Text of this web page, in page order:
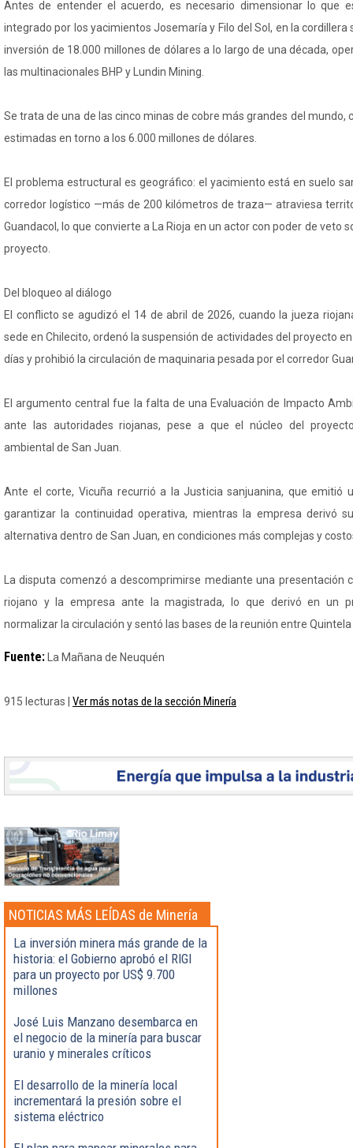
Antes de entender el acuerdo, es necesario dimensionar lo que
integrado por los yacimientos Josemaría y Filo del Sol, en la
inversión de 18.000 millones de dólares a lo largo de una década,
las multinacionales BHP y Lundin Mining.
Se trata de una de las cinco minas de cobre más grandes del mundo,
estimadas en torno a los 6.000 millones de dólares.
El problema estructural es geográfico: el yacimiento está en suelo
corredor logístico —más de 200 kilómetros de traza— atraviesa
Guandacol, lo que convierte a La Rioja en un actor con poder de veto
proyecto.
Del bloqueo al diálogo
El conflicto se agudizó el 14 de abril de 2026, cuando la jueza
sede en Chilecito, ordenó la suspensión de actividades del proyecto
días y prohibió la circulación de maquinaria pesada por el corredor
El argumento central fue la falta de una Evaluación de Impacto
ante las autoridades riojanas, pese a que el núcleo del
ambiental de San Juan.
Ante el corte, Vicuña recurrió a la Justicia sanjuanina, que emitió
garantizar la continuidad operativa, mientras la empresa derivó
alternativa dentro de San Juan, en condiciones más complejas y
La disputa comenzó a descomprimirse mediante una presentación
riojano y la empresa ante la magistrada, lo que derivó en un
normalizar la circulación y sentó las bases de la reunión entre
Fuente: La Mañana de Neuquén
915 lecturas | Ver más notas de la sección Minería
NOTICIAS MÁS LEÍDAS de Minería
La inversión minera más grande de la
historia: el Gobierno aprobó el RIGI
para un proyecto por US$ 9.700
millones
José Luis Manzano desembarca en
el negocio de la minería para buscar
uranio y minerales críticos
El desarrollo de la minería local
incrementará la presión sobre el
sistema eléctrico